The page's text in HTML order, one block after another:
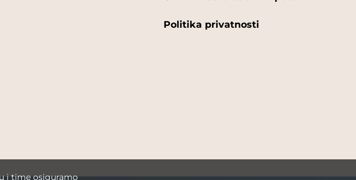
Politika privatnosti
i time osiguramo